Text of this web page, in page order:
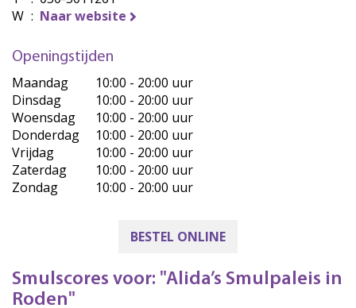
W : Naar website
Openingstijden
Maandag
10:00 - 20:00 uur
Dinsdag
10:00 - 20:00 uur
Woensdag
10:00 - 20:00 uur
Donderdag
10:00 - 20:00 uur
Vrijdag
10:00 - 20:00 uur
Zaterdag
10:00 - 20:00 uur
Zondag
10:00 - 20:00 uur
BESTEL ONLINE
Smulscores voor: "Alida’s Smulpaleis in
Roden"